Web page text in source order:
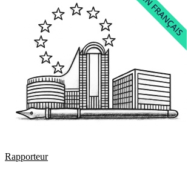
Rapporteur